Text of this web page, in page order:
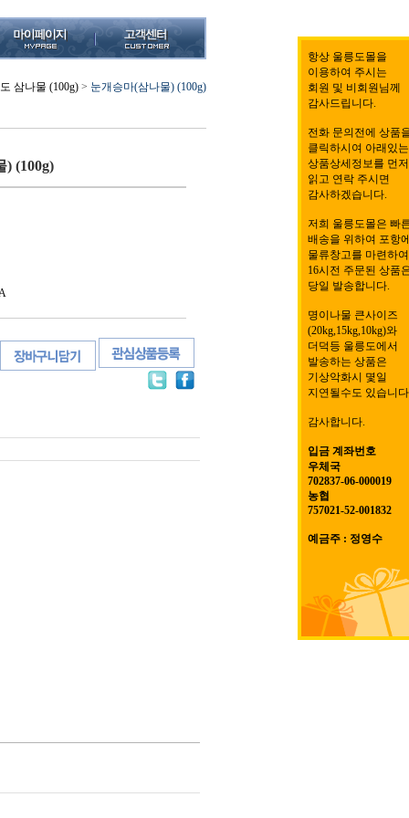
삼나물 (100g) > 눈개승마(삼나물) (100g)
) (100g)
항상 울릉도몰을
이용하여 주시는
회원 및 비회원님께
감사드립니다.
전화 문의전에 상품
클릭하시여 아래있는
상품상세정보를 먼저
읽고 연락 주시면
감사하겠습니다.
저희 울릉도몰은 빠
배송을 위하여 포항
물류창고를 마련하여
16시전 주문된 상품
당일 발송합니다.
명이나물 큰사이즈
(20kg,15kg,10kg)와
더덕등 울릉도에서
발송하는 상품은
기상악화시 몇일
지연될수도 있습니
감사합니다.
입금 계좌번호
우체국
702837-06-000019
농협
757021-52-001832
예금주 : 정영수